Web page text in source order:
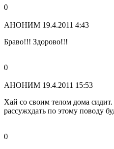
0
АНОНИМ 19.4.2011 4:43
Браво!!! Здорово!!!
0
АНОНИМ 19.4.2011 15:53
Хай со своим телом дома
рассужхдать по этому поводу
0